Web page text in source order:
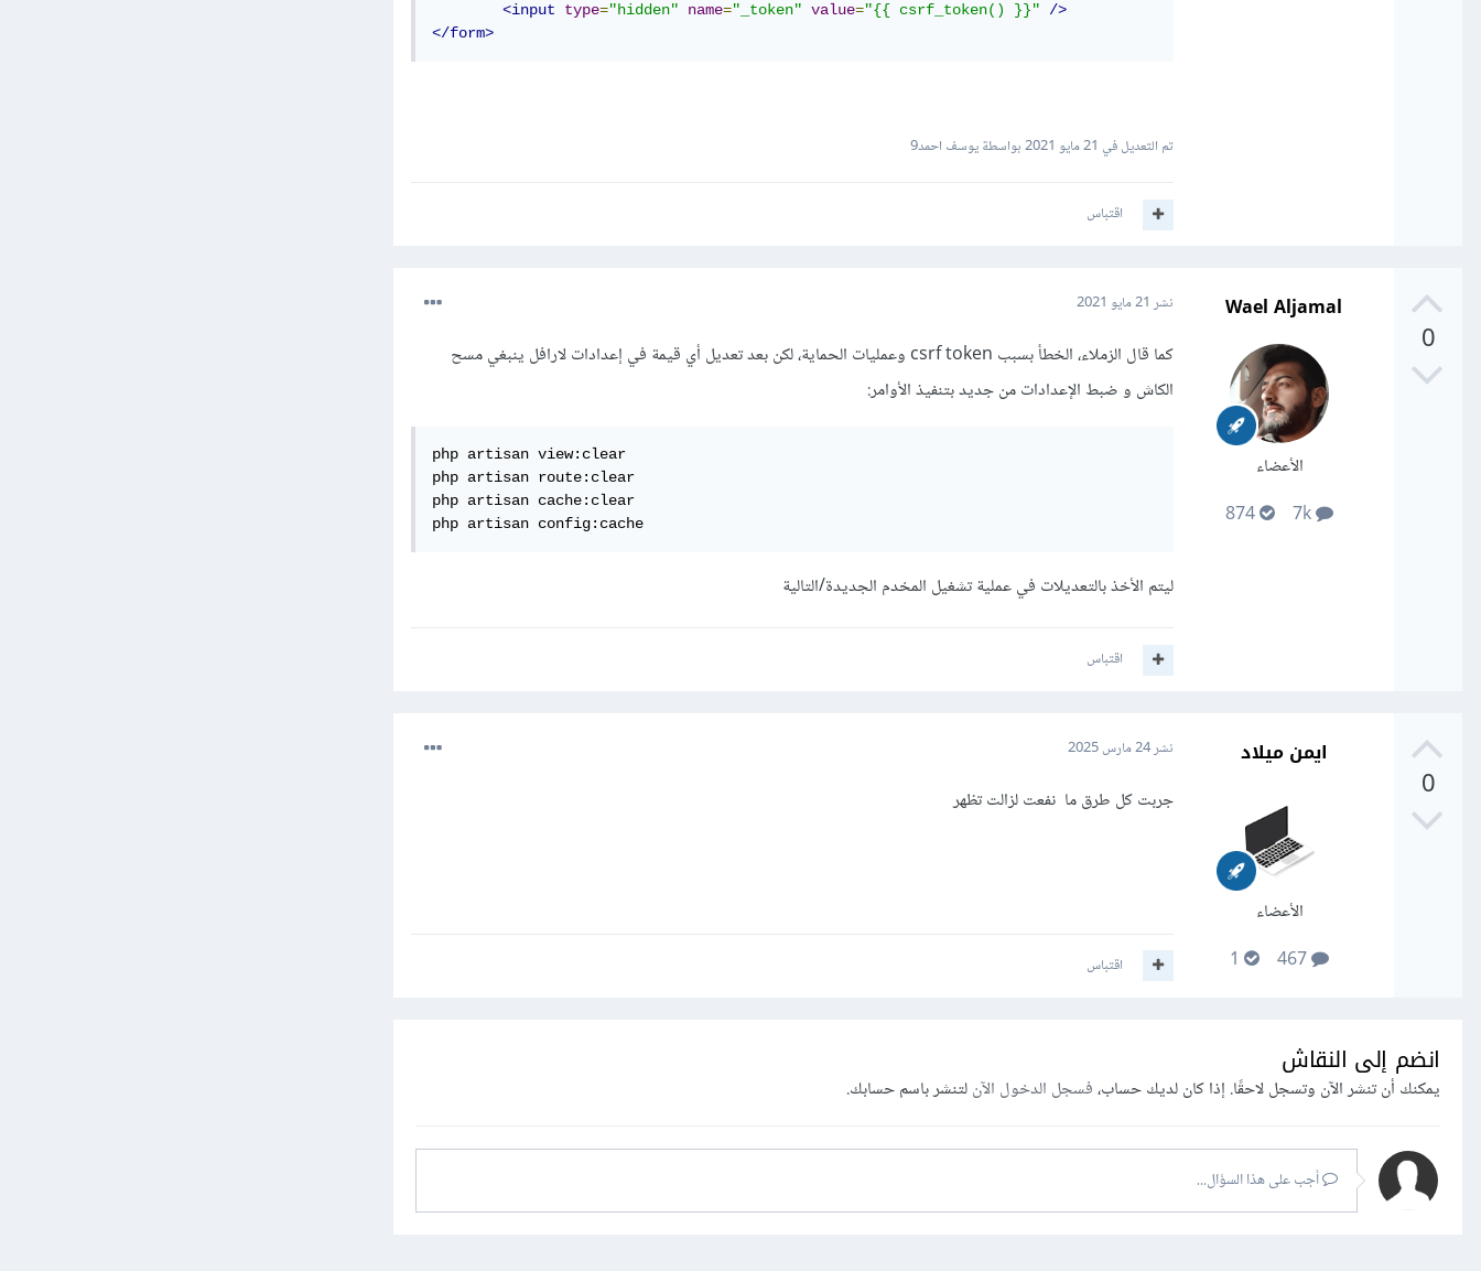
<input
type="hidden" name="_token" value="{{ csrf_token() }}"
/>
</form>
تم التعديل في 21 مايو 2021 بواسطة يوسف احمد9
اقتباس
0
Wael Aljamal
الأعضاء
نشر 21 مايو 2021
كما قال الزملاء، الخطأ بسبب csrf token وعمليات الحماية، لكن بعد تعديل أي قيمة في إعدادات لارافل ينبغي مسح
الكاش و ضبط الإعدادات من جديد بتنفيذ الأوامر:
php artisan view:clear
php artisan route:clear
php artisan cache:clear
php artisan config:cache
ليتم الأخذ بالتعديلات في عملية تشغيل المخدم الجديدة/التالية
اقتباس
0
ايمن ميلاد
الأعضاء
نشر24 مارس 2025
جربت كل طرق ما نفعت لزالت تظهر
اقتباس
انضم إلى النقاش
يمكنك أن تنشر الآن وتسجل لاحقًا. إذا كان لديك حساب،فسجل الدخول الآنلتنشر باسم حسابك.
أجب على هذا السؤال...